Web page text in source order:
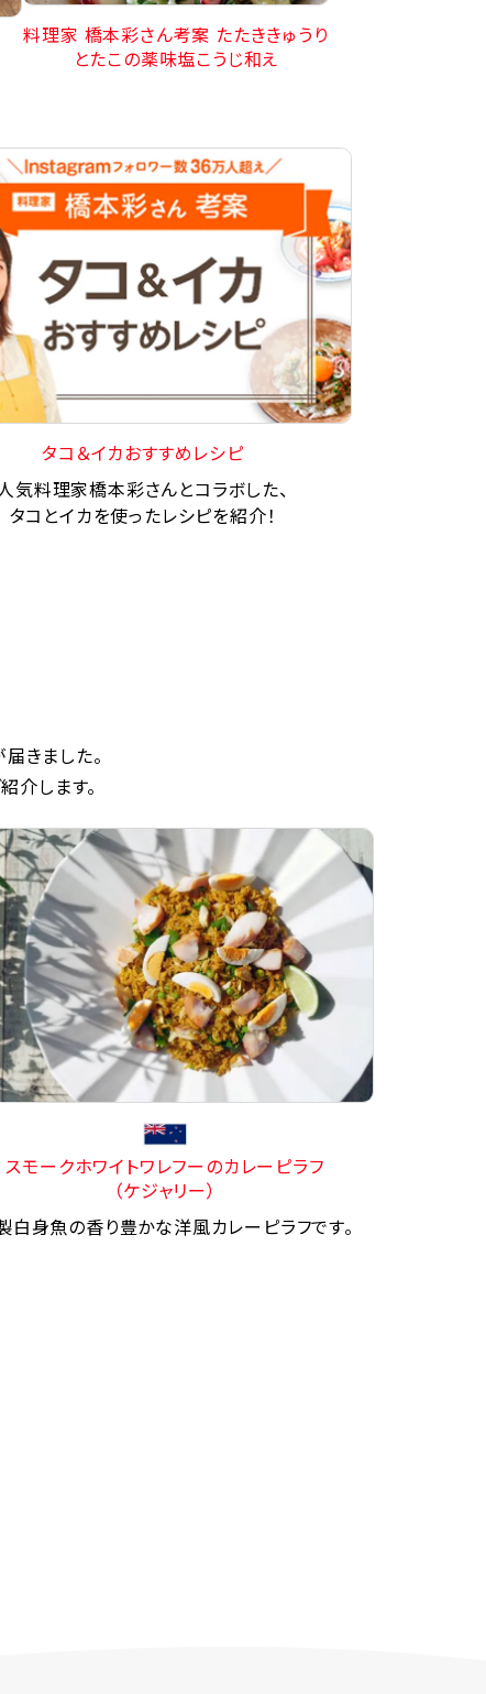
料理家 橋本彩さん考案 たたききゅうり
とたこの薬味塩こうじ和え
タコ＆イカおすすめレシピ
気料理家橋本彩さんとコラボした、
タコとイカを使ったレシピを紹介！
きました。
介します。
スモークホワイトワレフーのカレーピラフ
（ケジャリー）
白身魚の香り豊かな洋風カレーピラフです。